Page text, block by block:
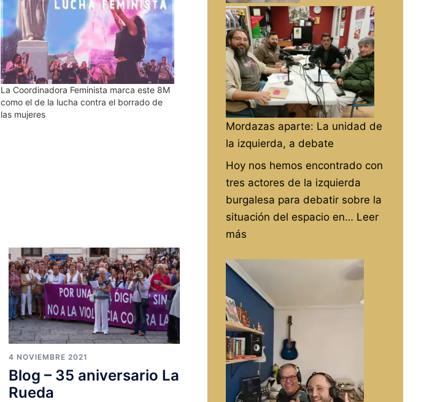
aumentar
o
disminuir
el
volumen.
La Coordinadora Feminista marca este 8M
como el de la lucha contra el borrado de
las mujeres
4 NOVIEMBRE 2021
Blog – 35 aniversario La
Rueda
Mordazas aparte: La unidad de
la izquierda, a debate
Hoy nos hemos encontrado con
tres actores de la izquierda
burgalesa para debatir sobre la
situación del espacio en… Leer
más:
La
unidad
de
la
izquierda,
debate